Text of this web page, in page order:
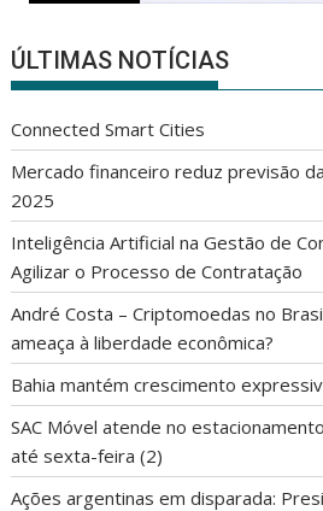
ÚLTIMAS NOTÍCIAS
Connected Smart Cities
Mercado financeiro reduz previsão
2025
Inteligência Artificial na Gestão de
Agilizar o Processo de Contratação
André Costa – Criptomoedas no
ameaça à liberdade econômica?
Bahia mantém crescimento
SAC Móvel atende no
até sexta-feira (2)
Ações argentinas em disparada: